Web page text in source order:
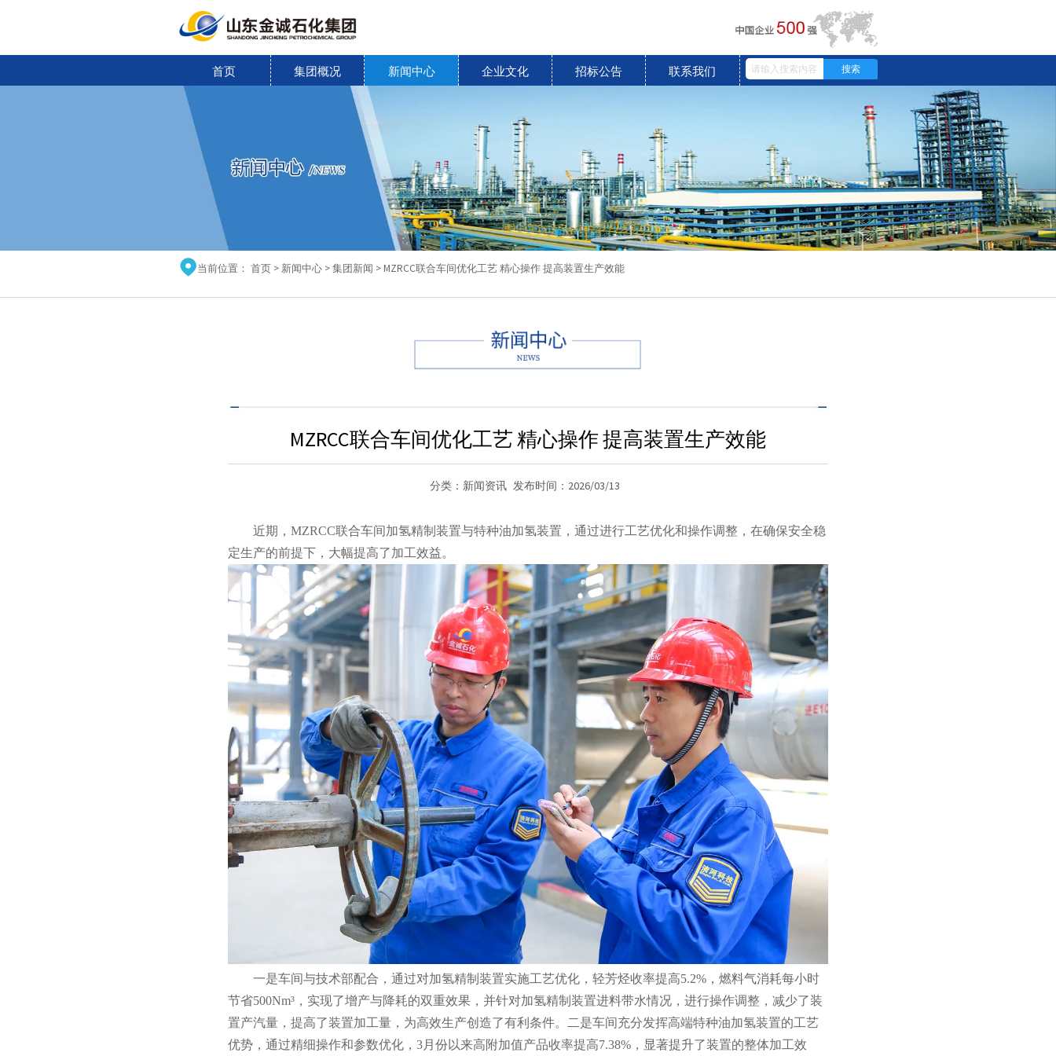
首页 集团概况 新闻中心 企业文化 招标公告 联系我们 搜索
当前位置：首页 > 新闻中心 >集团新闻 > MZRCC联合车间优化工艺 精心操作 提高装置生产效能
MZRCC联合车间优化工艺 精心操作 提高装置生产效能
分类：新闻资讯 发布时间：2026/03/13
近期，MZRCC联合车间加氢精制装置与特种油加氢装置，通过进行工艺优化和操作调整，在确保安全稳
定生产的前提下，大幅提高了加工效益。
一是车间与技术部配合，通过对加氢精制装置实施工艺优化，轻芳烃收率提高5.2%，燃料气消耗每小时
节省500Nm³，实现了增产与降耗的双重效果，并针对加氢精制装置进料带水情况，进行操作调整，减少了装
置产汽量，提高了装置加工量，为高效生产创造了有利条件。二是车间充分发挥高端特种油加氢装置的工艺
优势，通过精细操作和参数优化，3月份以来高附加值产品收率提高7.38%，显著提升了装置的整体加工效